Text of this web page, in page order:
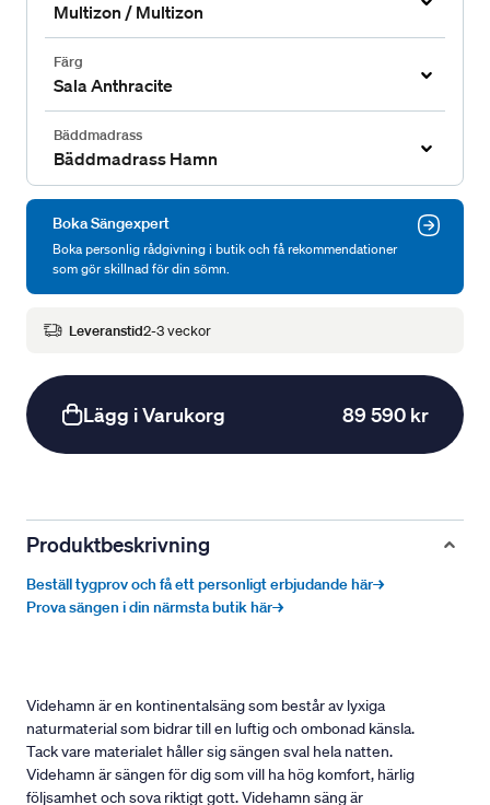
Multizon / Multizon
Färg
Sala Anthracite
Bäddmadrass
Bäddmadrass Hamn
Boka Sängexpert
Boka personlig rådgivning i butik och få rekommendationer
som gör skillnad för din sömn.
Leveranstid2-3 veckor
Lägg i Varukorg 89 590 kr
Produktbeskrivning
Beställ tygprov och få ett personligt erbjudande här→
Prova sängen i din närmsta butik här→
Videhamn är en kontinentalsäng som består av lyxiga
naturmaterial som bidrar till en luftig och ombonad känsla.
Tack vare materialet håller sig sängen sval hela natten.
Videhamn är sängen för dig som vill ha hög komfort, härlig
följsamhet och sova riktigt gott. Videhamn säng är